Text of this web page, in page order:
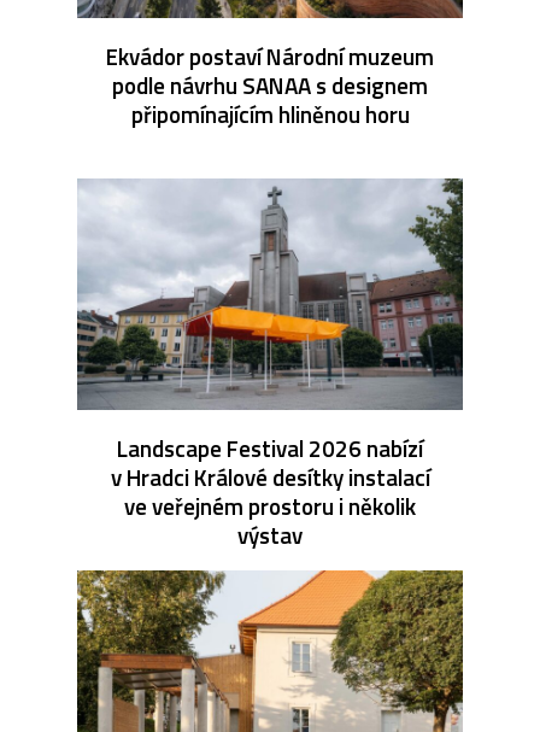
Ekvádor postaví Národní muzeum
podle návrhu SANAA s designem
připomínajícím hliněnou horu
Landscape Festival 2026 nabízí
v Hradci Králové desítky instalací
ve veřejném prostoru i několik
výstav